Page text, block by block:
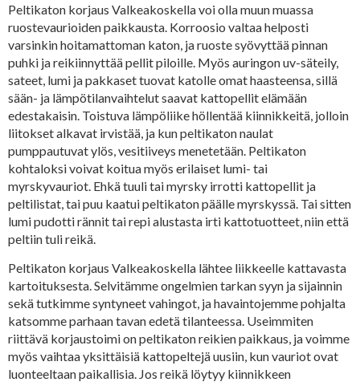
Peltikaton korjaus Valkeakoskella voi olla muun muassa
ruostevaurioiden paikkausta. Korroosio valtaa helposti
varsinkin hoitamattoman katon, ja ruoste syövyttää pinnan
puhki ja reikiinnyttää pellit piloille. Myös auringon uv-säteily,
sateet, lumi ja pakkaset tuovat katolle omat haasteensa, sillä
sään- ja lämpötilanvaihtelut saavat kattopellit elämään
edestakaisin. Toistuva lämpöliike höllentää kiinnikkeitä, jolloin
liitokset alkavat irvistää, ja kun peltikaton naulat
pumppautuvat ylös, vesitiiveys menetetään. Peltikaton
kohtaloksi voivat koitua myös erilaiset lumi- tai
myrskyvauriot. Ehkä tuuli tai myrsky irrotti kattopellit ja
peltilistat, tai puu kaatui peltikaton päälle myrskyssä. Tai sitten
lumi pudotti rännit tai repi alustasta irti kattotuotteet, niin että
peltiin tuli reikä.
Peltikaton korjaus Valkeakoskella lähtee liikkeelle kattavasta
kartoituksesta. Selvitämme ongelmien tarkan syyn ja sijainnin
sekä tutkimme syntyneet vahingot, ja havaintojemme pohjalta
katsomme parhaan tavan edetä tilanteessa. Useimmiten
riittävä korjaustoimi on peltikaton reikien paikkaus, ja voimme
myös vaihtaa yksittäisiä kattopeltejä uusiin, kun vauriot ovat
luonteeltaan paikallisia. Jos reikä löytyy kiinnikkeen